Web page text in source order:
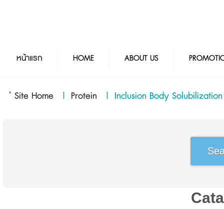
หน้าแรก HOME ABOUT US
Site Home | Protein | Inclusion Body Solubilization